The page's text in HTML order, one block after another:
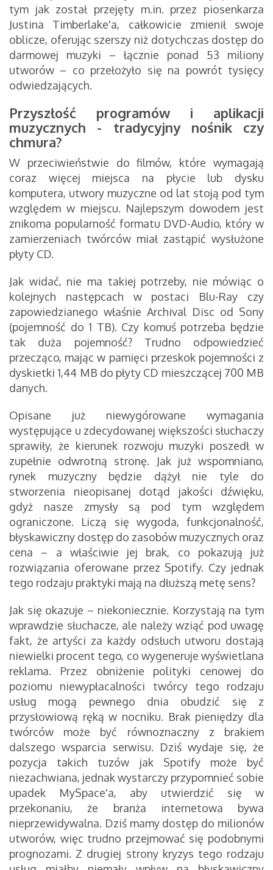
tym jak został przejęty m.in. przez piosenkarza
Justina Timberlake'a, całkowicie zmienił swoje
oblicze, oferując szerszy niż dotychczas dostęp do
darmowej muzyki – łącznie ponad 53 miliony
utworów – co przełożyło się na powrót tysięcy
odwiedzających.
Przyszłość programów i aplikacji
muzycznych - tradycyjny nośnik czy
chmura?
W przeciwieństwie do filmów, które wymagają
coraz więcej miejsca na płycie lub dysku
komputera, utwory muzyczne od lat stoją pod tym
względem w miejscu. Najlepszym dowodem jest
znikoma popularność formatu DVD-Audio, który w
zamierzeniach twórców miał zastąpić wysłużone
płyty CD.
Jak widać, nie ma takiej potrzeby, nie mówiąc o
kolejnych następcach w postaci Blu-Ray czy
zapowiedzianego właśnie Archival Disc od Sony
(pojemność do 1 TB). Czy komuś potrzeba będzie
tak duża pojemność? Trudno odpowiedzieć
przecząco, mając w pamięci przeskok pojemności z
dyskietki 1,44 MB do płyty CD mieszczącej 700 MB
danych.
Opisane już niewygórowane wymagania
występujące u zdecydowanej większości słuchaczy
sprawiły, że kierunek rozwoju muzyki poszedł w
zupełnie odwrotną stronę. Jak już wspomniano,
rynek muzyczny będzie dążył nie tyle do
stworzenia nieopisanej dotąd jakości dźwięku,
gdyż nasze zmysły są pod tym względem
ograniczone. Liczą się wygoda, funkcjonalność,
błyskawiczny dostęp do zasobów muzycznych oraz
cena – a właściwie jej brak, co pokazują już
rozwiązania oferowane przez Spotify. Czy jednak
tego rodzaju praktyki mają na dłuższą metę sens?
Jak się okazuje – niekoniecznie. Korzystają na tym
wprawdzie słuchacze, ale należy wziąć pod uwagę
fakt, że artyści za każdy odsłuch utworu dostają
niewielki procent tego, co wygeneruje wyświetlana
reklama. Przez obniżenie polityki cenowej do
poziomu niewypłacalności twórcy tego rodzaju
usług mogą pewnego dnia obudzić się z
przysłowiową ręką w nocniku. Brak pieniędzy dla
twórców może być równoznaczny z brakiem
dalszego wsparcia serwisu. Dziś wydaje się, że
pozycja takich tuzów jak Spotify może być
niezachwiana, jednak wystarczy przypomnieć sobie
upadek MySpace'a, aby utwierdzić się w
przekonaniu, że branża internetowa bywa
nieprzewidywalna. Dziś mamy dostęp do milionów
utworów, więc trudno przejmować się podobnymi
prognozami. Z drugiej strony kryzys tego rodzaju